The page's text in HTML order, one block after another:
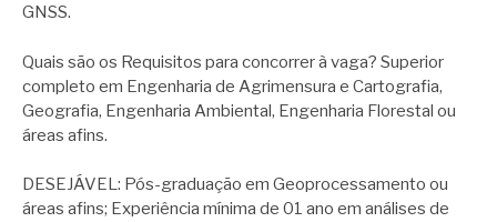
GNSS.
Quais são os Requisitos para concorrer à vaga? Superior
completo em Engenharia de Agrimensura e Cartografia,
Geografia, Engenharia Ambiental, Engenharia Florestal ou
áreas afins.
DESEJÁVEL: Pós-graduação em Geoprocessamento ou
áreas afins; Experiência mínima de 01 ano em análises de